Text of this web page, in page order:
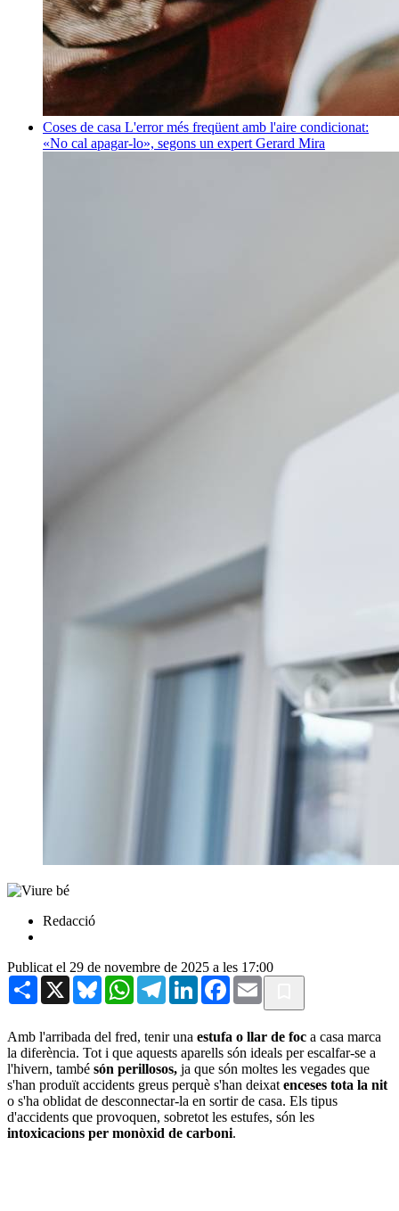
Coses de casa L'error més freqüent amb l'aire condicionat:
«No cal apagar-lo», segons un expert Gerard Mira
Redacció
Publicat el 29 de novembre de 2025 a les 17:00
Share X BlueskyWhatsAppTelegramLinkedInFacebook
Email
Amb l'arribada del fred, tenir una estufa o llar de foc a casa marca
la diferència. Tot i que aquests aparells són ideals per escalfar-se a
l'hivern, també són perillosos, ja que són moltes les vegades que
s'han produït accidents greus perquè s'han deixat enceses tota la nit
o s'ha oblidat de desconnectar-la en sortir de casa. Els tipus
d'accidents que provoquen, sobretot les estufes, són les
intoxicacions per monòxid de carboni.